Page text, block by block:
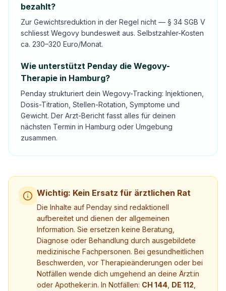
bezahlt?
Zur Gewichtsreduktion in der Regel nicht — § 34 SGB V
schliesst Wegovy bundesweit aus. Selbstzahler-Kosten
ca. 230–320 Euro/Monat.
Wie unterstützt Penday die Wegovy-
Therapie in Hamburg?
Penday strukturiert dein Wegovy-Tracking: Injektionen,
Dosis-Titration, Stellen-Rotation, Symptome und
Gewicht. Der Arzt-Bericht fasst alles für deinen
nächsten Termin in Hamburg oder Umgebung
zusammen.
Wichtig: Kein Ersatz für ärztlichen Rat
Die Inhalte auf Penday sind redaktionell
aufbereitet und dienen der allgemeinen
Information. Sie ersetzen keine Beratung,
Diagnose oder Behandlung durch ausgebildete
medizinische Fachpersonen. Bei gesundheitlichen
Beschwerden, vor Therapieänderungen oder bei
Notfällen wende dich umgehend an deine Ärzt:in
oder Apotheker:in. In Notfällen: CH 144 DE 112